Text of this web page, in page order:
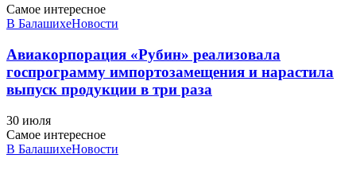
Самое интересное
В БалашихеНовости
Авиакорпорация «Рубин» реализовала
госпрограмму импортозамещения и нарастила
выпуск продукции в три раза
30 июля
Самое интересное
В БалашихеНовости